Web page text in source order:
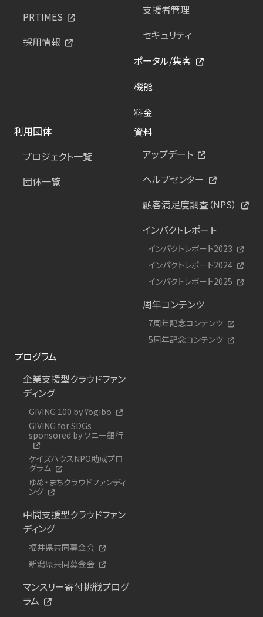
PRTIMES
採用情報
支援者管理
セキュリティ
ポータル/集客
機能
料金
利用団体
プロジェクト一覧
団体一覧
資料
アップデート
ヘルプセンター
顧客満足度調査（NPS）
インパクトレポート
インパクトレポート2023
インパクトレポート2024
インパクトレポート2025
周年コンテンツ
7周年記念コンテンツ
5周年記念コンテンツ
プログラム
企業支援型クラウドファン
ディング
GIVING 100 by Yogibo
GIVING for SDGs
sponsored by ソニー銀行
ケイズハウスNPO助成プロ
グラム
ゆめ・まちクラウドファンディ
ング
中間支援型クラウドファン
ディング
福井県共同募金会
新潟県共同募金会
マンスリー寄付挑戦プログ
ラム